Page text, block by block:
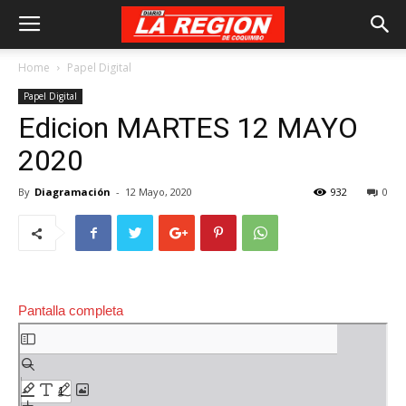
Home Papel Digital
Papel Digital
Edicion MARTES 12 MAYO
2020
By Diagramación - 12 Mayo, 2020 0
932
Pantalla completa
Saltar
al
contenido